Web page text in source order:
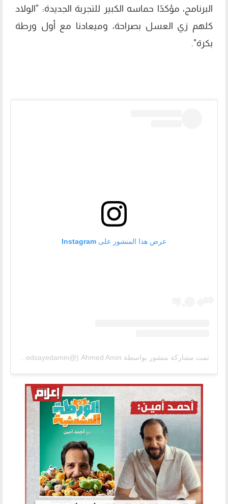
البرنامج، مؤكدًا حماسه الكبير للتجربة الجديدة: "الولاد
كلهم زي العسل بصراحة، وميعادنا مع أول ورطة
بكرة".
عرض هذا المنشور على Instagram
تمت مشاركة منشور بواسطة ‏‎Ahmed Amin‎‏ (@‏‎ahmedsayedamin‎‏)